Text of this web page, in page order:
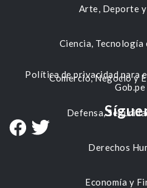
Arte, Deporte
Ciencia, Tecnología
Comercio, Negocio y
Defensa,
Derechos
Economía y
Política de privacidad para
Gob.pe